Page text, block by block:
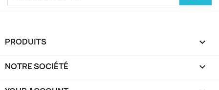
PRODUITS 
NOTRE SOCIÉTÉ 